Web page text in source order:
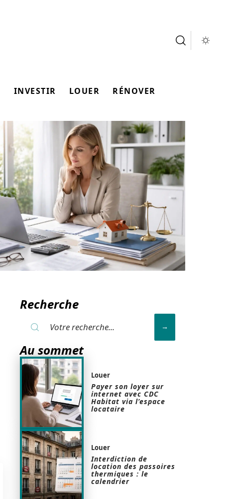
INVESTIR LOUER RÉNOVER
Recherche
Au sommet
Louer
Payer son loyer sur
internet avec CDC
Habitat via l’espace
locataire
Louer
Interdiction de
location des passoires
thermiques : le
calendrier